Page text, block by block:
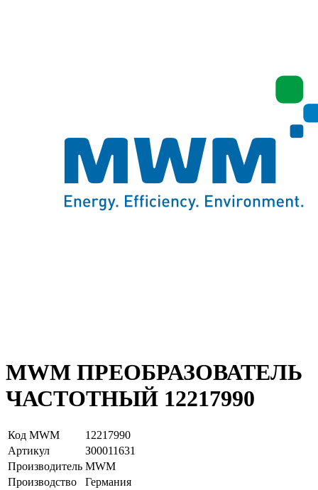
MWM ПРЕОБРАЗОВАТЕЛЬ
ЧАСТОТНЫЙ 12217990
Код MWM
12217990
Артикул
З00011631
Производитель MWM
Производство
Германия